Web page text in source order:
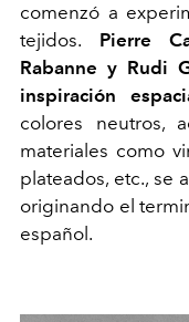
comenzó a
tejidos. Pierre
Rabanne y Rudi
inspiración
colores neutros,
materiales como
plateados, etc., se
originando el
español.